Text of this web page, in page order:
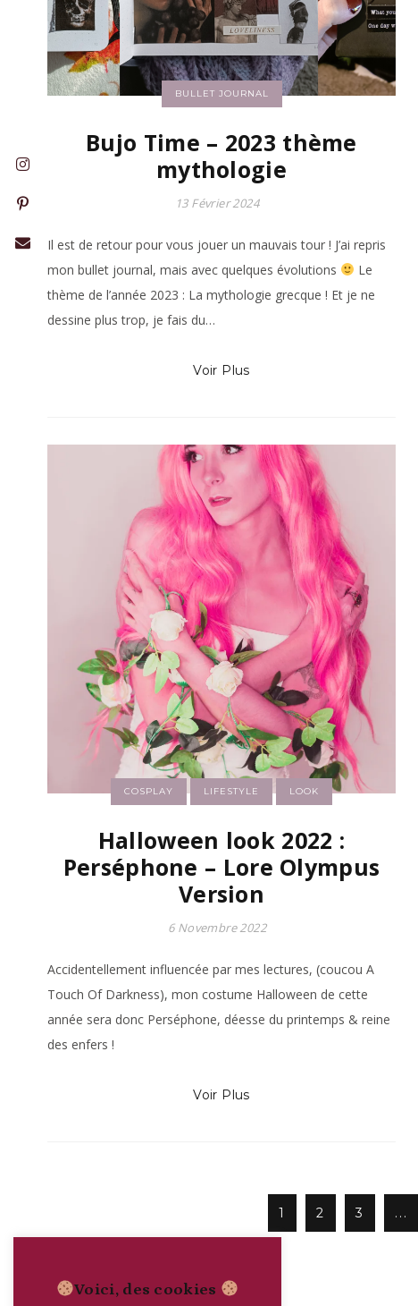
BULLET JOURNAL
Bujo Time – 2023 thème
mythologie
13 Février 2024
Il est de retour pour vous jouer un mauvais tour ! J’ai repris
mon bullet journal, mais avec quelques évolutions
Le
thème de l’année 2023 : La mythologie grecque ! Et je ne
dessine plus trop, je fais du…
Voir Plus
COSPLAY LIFESTYLE LOOK
Halloween look 2022 :
Perséphone – Lore Olympus
Version
6 Novembre 2022
Accidentellement influencée par mes lectures, (coucou A
Touch Of Darkness), mon costume Halloween de cette
année sera donc Perséphone, déesse du printemps & reine
des enfers !
Voir Plus
1 2 3 ...
Voici, des cookies